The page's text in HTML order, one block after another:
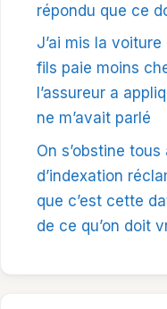
répondu que ce
J’ai mis la
fils paie moins
l’assureur a
ne m’avait parlé
On s’obstine
d’indexation
que c’est cette
de ce qu’on doit